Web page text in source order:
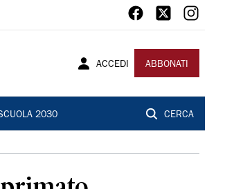
ACCEDI ABBONATI
2030 CERCA